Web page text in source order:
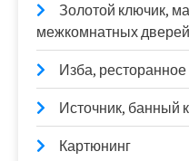
Золотой ключик,
межкомнатных
Изба,
Источник, банный
Картюнинг